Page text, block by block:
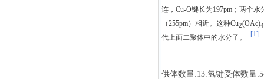
连，Cu-O键长为197pm；两个
（255pm）相近。这种Cu2(OAc)4
代上面二聚体中的水分子。 [1]
供体数量:13.氢键受体数量